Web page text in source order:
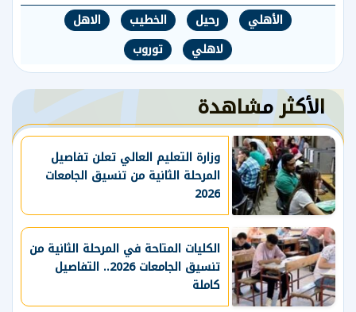
الأهلي رحيل الخطيب
الاهل
لاهلي
توروب
الأكثر مشاهدة
وزارة التعليم العالي تعلن تفاصيل
المرحلة الثانية من تنسيق الجامعات
2026
الكليات المتاحة في المرحلة الثانية من
تنسيق الجامعات 2026.. التفاصيل
كاملة